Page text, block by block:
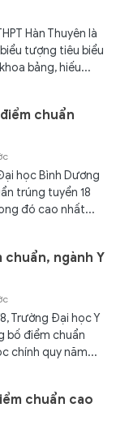
Hàn Thuyên là
tượng tiêu biểu
bảng, hiếu...
chuẩn
học Bình Dương
trúng tuyển 18
đó cao nhất...
chuẩn, ngành Y
Trường Đại học Y
bố điểm chuẩn
chính quy năm...
chuẩn cao